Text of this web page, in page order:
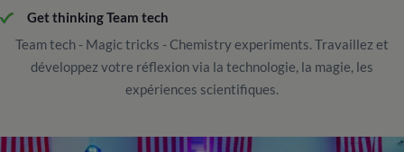
Get thinking Team tech
Team tech - Magic tricks - Chemistry experiments. Travaillez et
développez votre réflexion via la technologie, la magie, les
expériences scientifiques.